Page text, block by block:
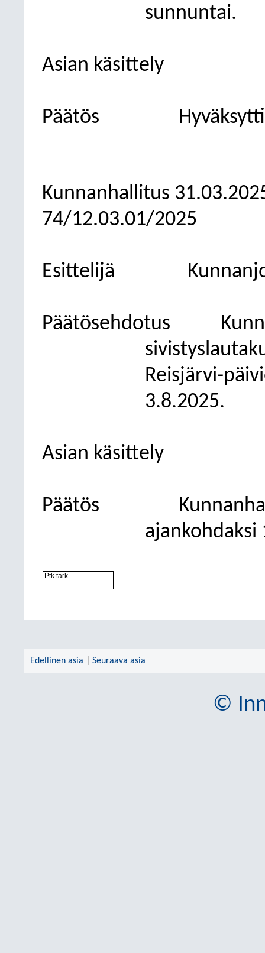
sunnuntai.
Asian käsittely
Päätös
Kunnanhallitus
74/12.03.01/2025
Esittelijä
Päätösehdotus
Reisjärvi-
3.8.2025.
Asian käsittely
Päätös
ajankohdaksi
Ptk tark.
Edellinen asia Seuraava asia
©